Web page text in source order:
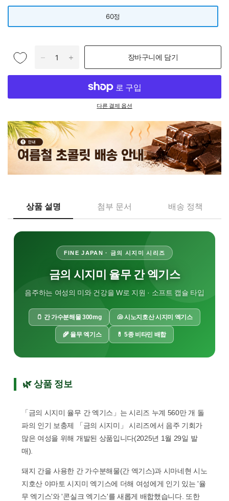
60정
장바구니에 담기
다른 결제 옵션
상품 설명 첨부 문서 배송 정책
FINE JAPAN · 금의 시지미 시리즈
금의 시지미 율무 간 엑기스
음주하는 여성의 미와 건강을 W로 지원 · 소프트 캡슐 타입
🫙 간 가수분해물 300mg 🐚 시노지호산 시지미 엑기스
🌾 율무 엑기스 💊 5종 비타민 배합
🌿 상품 정보
「금의 시지미 율무 간 엑기스」는 시리즈 누계 560만 개 돌
파의 인기 보충제 「금의 시지미」 시리즈에서 음주 기회가
많은 여성을 위해 개발된 상품입니다(2025년 1월 29일 발
매).
돼지 간을 사용한 간 가수분해물(간 엑기스)과 시마네현 시노
지호산 야마토 시지미 엑기스에 더해 여성에게 인기 있는 '율
무 엑기스'와 '콘실크 엑기스'를 새롭게 배합했습니다. 또한